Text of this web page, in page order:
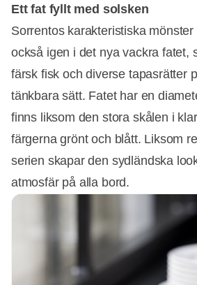
Ett fat fyllt med solsken
Sorrentos karakteristiska
också igen i det nya vackra fatet,
färsk fisk och diverse tapasrätter
tänkbara sätt. Fatet har en
finns liksom den stora skålen i
färgerna grönt och blått. Liksom
serien skapar den sydländska
atmosfär på alla bord.